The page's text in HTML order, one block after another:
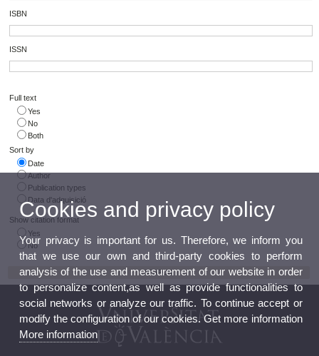
ISBN
ISSN
Full text
Yes
No
Both
Sort by
Date
Author
Publication types
Data d'adquisició
Show citation format
Yes
No
Cookies and privacy policy
Your privacy is important for us. Therefore, we inform you
that we use our own and third-party cookies to perform
analysis of the use and measurement of our website in order
to personalize content,as well as provide functionalities to
social networks or analyze our traffic. To continue accept or
modify the configuration of our cookies. Get more information
More information